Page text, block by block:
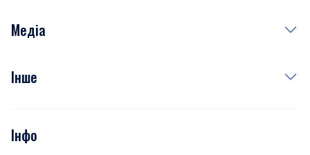
Рецепти
Медіа
Фото
Подкасти
Інше
Тести
Інфо